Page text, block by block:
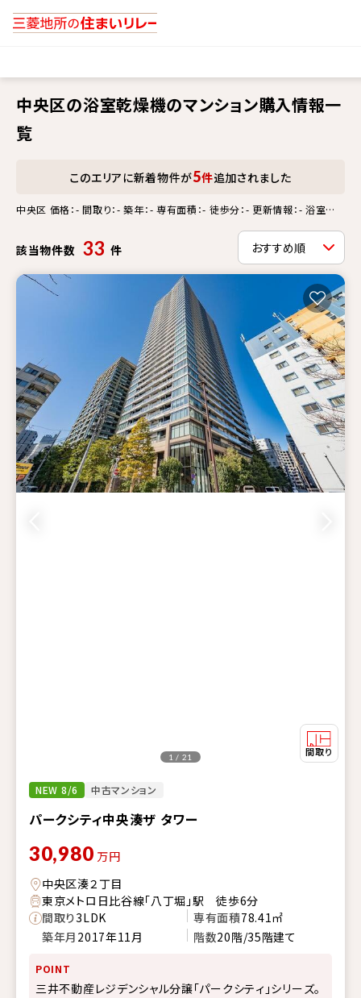
中央区の浴室乾燥機のマンション購入情報一
覧
このエリアに新着物件が5件追加されました
中央区 価格：- 間取り：- 築年：- 専有面積：- 徒歩分：- 更新情報：- 浴室乾
該当物件数 33 件
NEW 8/6 中古マンション
パークシティ中央湊ザ タワー
1 / 21
30,980 万円
中央区湊２丁目
東京メトロ日比谷線「八丁堀」駅 徒歩6分
間取り3LDK 専有面積78.41㎡
築年月 2017年11月 階数20階/35階建て
POINT
三井不動産レジデンシャル分譲「パークシティ」シリーズ。